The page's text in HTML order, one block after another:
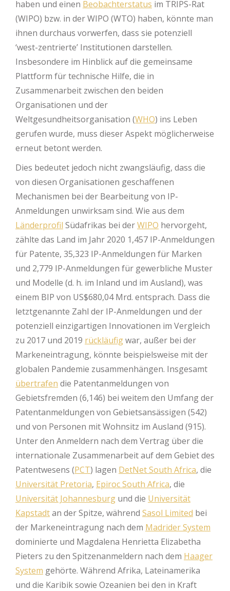
haben und einen Beobachterstatus im TRIPS-Rat
(WIPO) bzw. in der WIPO (WTO) haben, könnte man
ihnen durchaus vorwerfen, dass sie potenziell
‘west-zentrierte’ Institutionen darstellen.
Insbesondere im Hinblick auf die gemeinsame
Plattform für technische Hilfe, die in
Zusammenarbeit zwischen den beiden
Organisationen und der
Weltgesundheitsorganisation (WHO) ins Leben
gerufen wurde, muss dieser Aspekt möglicherweise
erneut betont werden.
Dies bedeutet jedoch nicht zwangsläufig, dass die
von diesen Organisationen geschaffenen
Mechanismen bei der Bearbeitung von IP-
Anmeldungen unwirksam sind. Wie aus dem
Länderprofil Südafrikas bei derWIPO hervorgeht,
zählte das Land im Jahr 2020 1,457 IP-Anmeldungen
für Patente, 35,323 IP-Anmeldungen für Marken
und 2,779 IP-Anmeldungen für gewerbliche Muster
und Modelle (d. h. im Inland und im Ausland), was
einem BIP von US$680,04 Mrd. entsprach. Dass die
letztgenannte Zahl der IP-Anmeldungen und der
potenziell einzigartigen Innovationen im Vergleich
zu 2017 und 2019 rückläufigwar, außer bei der
Markeneintragung, könnte beispielsweise mit der
globalen Pandemie zusammenhängen. Insgesamt
übertrafen die Patentanmeldungen von
Gebietsfremden (6,146) bei weitem den Umfang der
Patentanmeldungen von Gebietsansässigen (542)
und von Personen mit Wohnsitz im Ausland (915).
Unter den Anmeldern nach dem Vertrag über die
internationale Zusammenarbeit auf dem Gebiet des
Patentwesens (PCT) lagen DetNet South Africa, die
Universität Pretoria, Epiroc South Africa, die
Universität Johannesburg und die Universität
Kapstadtan der Spitze, während Sasol Limited bei
der Markeneintragung nach dem Madrider System
dominierte und Magdalena Henrietta Elizabetha
Pieters zu den Spitzenanmeldern nach dem Haager
System gehörte. Während Afrika, Lateinamerika
und die Karibik sowie Ozeanien bei den in Kraft